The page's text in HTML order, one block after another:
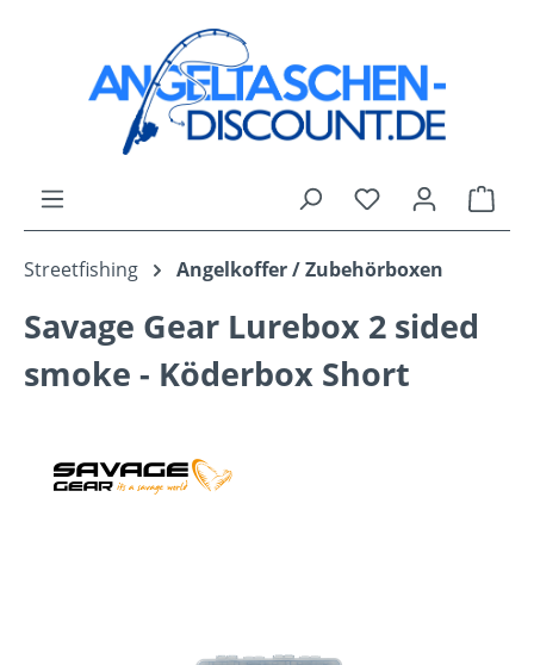
Zum Hauptinhalt springen
Du hast 0
Streetfishing Angelkoffer / Zubehörboxen
Savage Gear Lurebox 2 sided
smoke - Köderbox Short